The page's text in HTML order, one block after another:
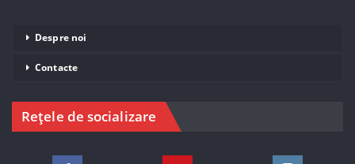
Despre noi
Contacte
Rețele de socializare